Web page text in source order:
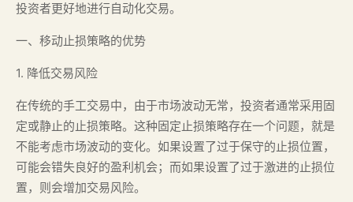
投资者更好地进行自动化交易。
一、移动止损策略的优势
1. 降低交易风险
在传统的手工交易中，由于市场波动无常，投资者通常采用固
定或静止的止损策略。这种固定止损策略存在一个问题，就是
不能考虑市场波动的变化。如果设置了过于保守的止损位置，
可能会错失良好的盈利机会；而如果设置了过于激进的止损位
置，则会增加交易风险。